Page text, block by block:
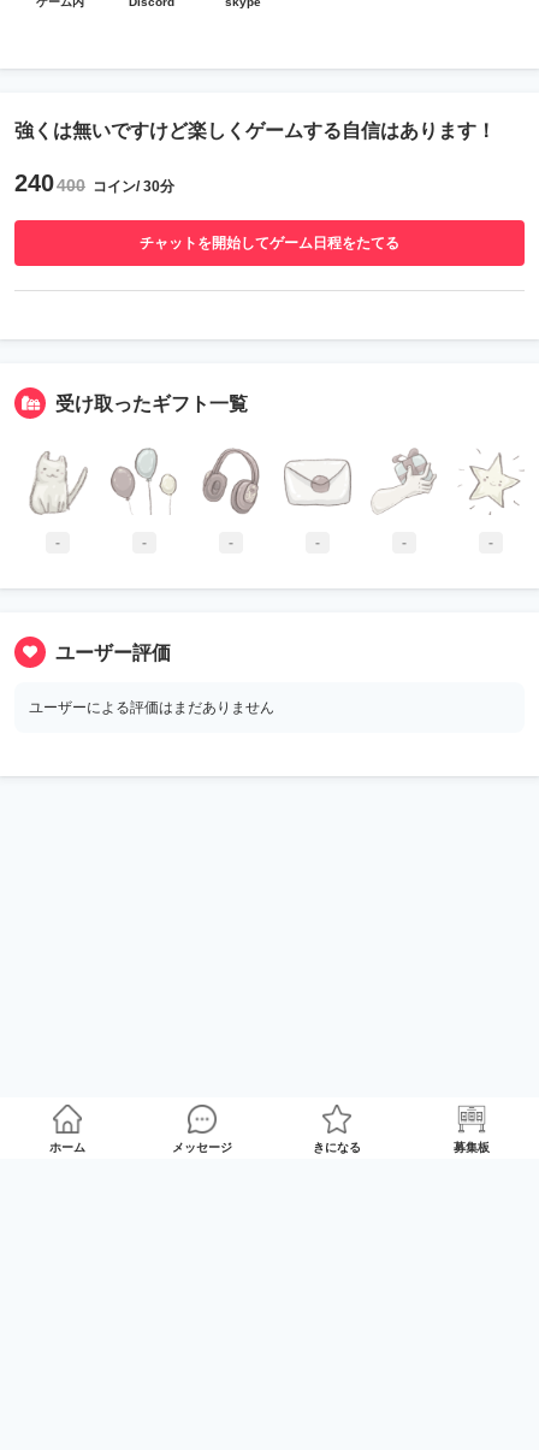
強くは無いですけど楽しくゲームする自信はあります！
240400 コイン/ 30分
チャットを開始してゲーム日程をたてる
受け取ったギフト一覧
- - - - - -
ユーザー評価
ユーザーによる評価はまだありません
ホーム メッセージ きになる 募集板